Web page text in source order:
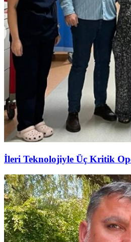
İleri Teknolojiyle Üç Kritik